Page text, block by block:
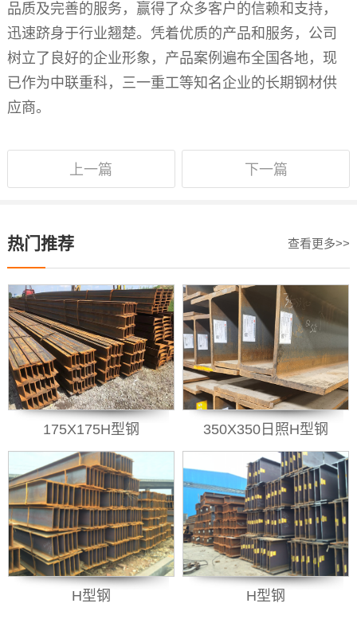
品质及完善的服务，赢得了众多客户的信赖和支持，
迅速跻身于行业翘楚。凭着优质的产品和服务，公司
树立了良好的企业形象，产品案例遍布全国各地，现
已作为中联重科，三一重工等知名企业的长期钢材供
应商。
上一篇 下一篇
热门推荐 查看更多>>
175X175H型钢 350X350日照H型钢
H型钢 H型钢